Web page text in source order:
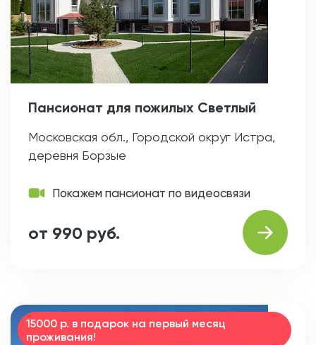
Пансионат для пожилых Светлый
Московская обл., Городской округ Истра,
деревня Борзые
Покажем пансионат по видеосвязи
от 990 руб.
15000 р. в подарок на первый месяц
проживания!